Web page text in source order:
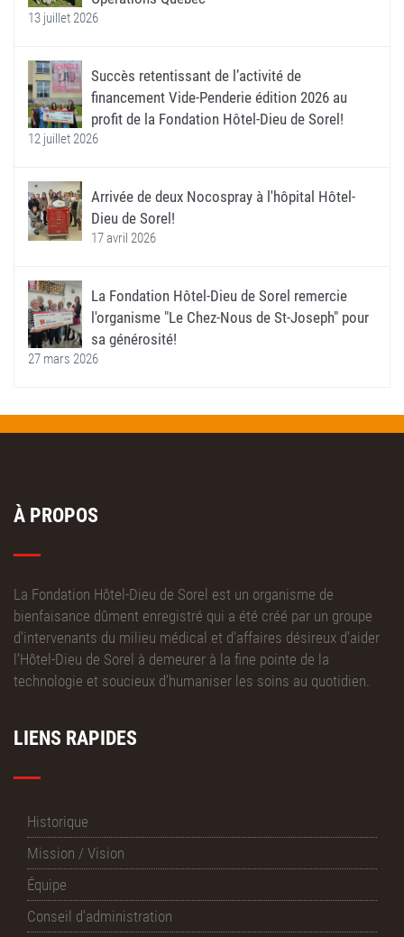
13 juillet 2026
Succès retentissant de l’activité de
financement Vide-Penderie édition 2026 au
profit de la Fondation Hôtel-Dieu de Sorel!
12 juillet 2026
Arrivée de deux Nocospray à l'hôpital Hôtel-
Dieu de Sorel!
17 avril 2026
La Fondation Hôtel-Dieu de Sorel remercie
l'organisme "Le Chez-Nous de St-Joseph" pour
sa générosité!
27 mars 2026
À PROPOS
La Fondation Hôtel-Dieu de Sorel est un organisme de
bienfaisance dûment enregistré qui a été créé par un groupe
d’intervenants du milieu médical et d’affaires désireux d’aider
l’Hôtel-Dieu de Sorel à demeurer à la fine pointe de la
technologie et soucieux d’humaniser les soins au quotidien.
LIENS RAPIDES
Historique
Mission / Vision
Équipe
Conseil d'administration